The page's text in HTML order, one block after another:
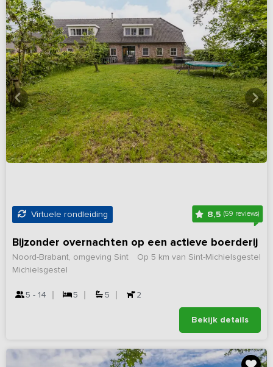
Virtuele rondleiding 8,5 (59 reviews)
Bijzonder overnachten op een actieve boerderij
Op 5 km van Sint-Michielsgestel
Noord-Brabant, omgeving Sint
Michielsgestel
5 - 14 5 5 2
Bekijk details